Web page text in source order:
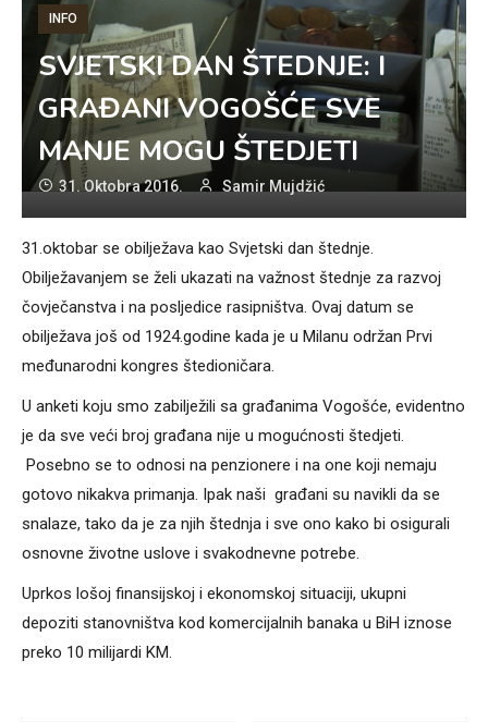
INFO
SVJETSKI DAN ŠTEDNJE: I
GRAĐANI VOGOŠĆE SVE
MANJE MOGU ŠTEDJETI
31. Oktobra 2016. Samir Mujdžić
31.oktobar se obilježava kao Svjetski dan štednje.
Obilježavanjem se želi ukazati na važnost štednje za razvoj
čovječanstva i na posljedice rasipništva. Ovaj datum se
obilježava još od 1924.godine kada je u Milanu održan Prvi
međunarodni kongres štedioničara.
U anketi koju smo zabilježili sa građanima Vogošće, evidentno
je da sve veći broj građana nije u mogućnosti štedjeti.
Posebno se to odnosi na penzionere i na one koji nemaju
gotovo nikakva primanja. Ipak naši građani su navikli da se
snalaze, tako da je za njih štednja i sve ono kako bi osigurali
osnovne životne uslove i svakodnevne potrebe.
Uprkos lošoj finansijskoj i ekonomskoj situaciji, ukupni
depoziti stanovništva kod komercijalnih banaka u BiH iznose
preko 10 milijardi KM.